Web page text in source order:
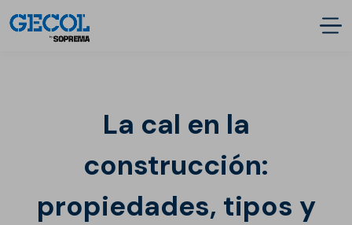
La cal en la
construcción:
propiedades, tipos y